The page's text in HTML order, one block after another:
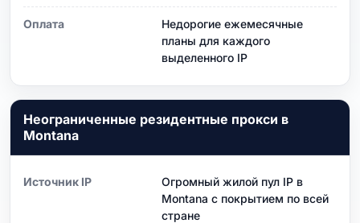
Оплата
Недорогие ежемесячные
планы для каждого
выделенного IP
Неограниченные резидентные прокси в
Montana
Источник IP
Огромный жилой пул IP в
Montana с покрытием по всей
стране